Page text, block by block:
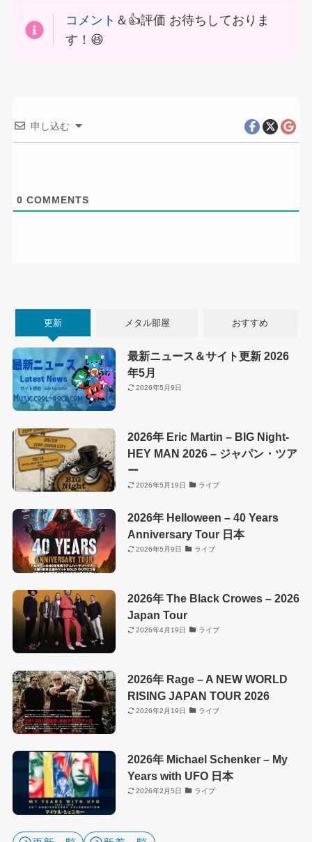
コメント ＆👍評価 お待ちしておりま
す！😆
申し込む
0 COMMENTS
更新 メタル部屋 おすすめ
最新ニュース＆サイト更新 2026
年5月
2026年5月9日
2026年 Eric Martin – BIG Night-
HEY MAN 2026 – ジャパン・ツア
ー
2026年5月19日 ライブ
2026年 Helloween – 40 Years
Anniversary Tour 日本
2026年5月9日 ライブ
2026年 The Black Crowes – 2026
Japan Tour
2026年4月19日 ライブ
2026年 Rage – A NEW WORLD
RISING JAPAN TOUR 2026
2026年2月19日 ライブ
2026年 Michael Schenker – My
Years with UFO 日本
2026年2月5日 ライブ